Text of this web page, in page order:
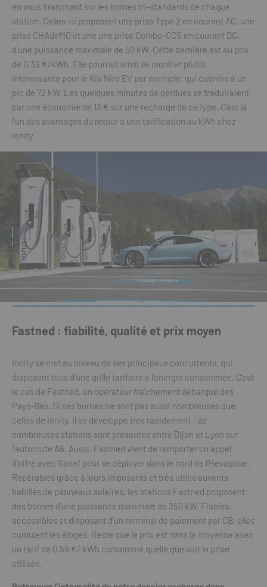
en vous branchant sur les bornes tri-standards de chaque
station. Celles-ci proposent une prise Type 2 en courant AC, une
prise CHAdeMO et une une prise Combo-CCS en courant DC,
d’une puissance maximale de 50 kW. Cette dernière est au prix
de 0,39 €/kWh. Elle pourrait ainsi se montrer plutôt
intéressante pour le Kia Niro EV par exemple, qui culmine à un
pic de 72 kW. Les quelques minutes de perdues se traduiraient
par une économie de 13 € sur une recharge de ce type. C’est là
l’un des avantages du retour à une tarification au kWh chez
Ionity.
Fastned : fiabilité, qualité et prix moyen
Ionity se met au niveau de ses principaux concurrents, qui
disposent tous d’une grille tarifaire à l’énergie consommée. C’est
le cas de Fastned, un opérateur fraîchement débarqué des
Pays-Bas. Si ses bornes ne sont pas aussi nombreuses que
celles de Ionity, il se développe très rapidement : de
nombreuses stations sont présentes entre Dijon et Lyon sur
l’autoroute A6. Aussi, Fastned vient de remporter un appel
d’offre avec Sanef pour se déployer dans le nord de l’Hexagone.
Repérables grâce à leurs imposants et très utiles auvents
habillés de panneaux solaires, les stations Fastned proposent
des bornes d’une puissance maximale de 350 kW. Fiables,
accessibles et disposant d’un terminal de paiement par CB, elles
cumulent les éloges. Reste que le prix est dans la moyenne avec
un tarif de 0,59 €/ kWh consommé quelle que soit la prise
utilisée.